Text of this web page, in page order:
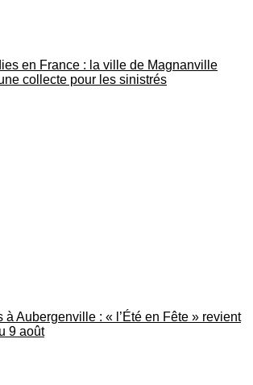
en France : la ville de Magnanville
collecte pour les sinistrés
à Aubergenville : « l’Été en Fête » revient
9 août